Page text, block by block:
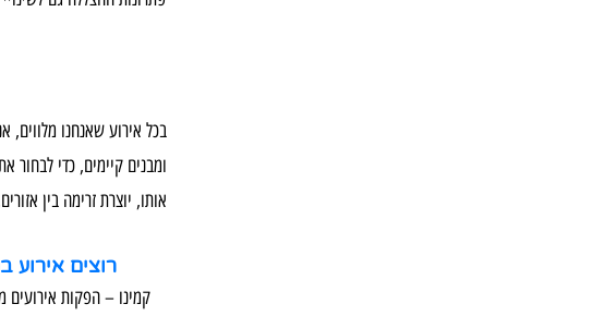
בכל אירוע שאנחנו מלווים,
ומבנים קיימים, כדי
אותו, יוצרת זרימה בין
רוצים
קמינו – הפקות אירועים